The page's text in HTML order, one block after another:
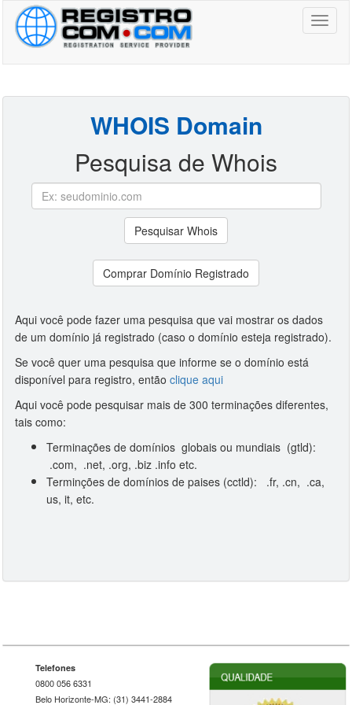
Toggle
WHOIS Domain
Pesquisa de Whois
Pesquisar Whois
Comprar Domínio Registrado
Aqui você pode fazer uma pesquisa que vai mostrar os dados
de um domínio já registrado (caso o domínio esteja registrado).
Se você quer uma pesquisa que informe se o domínio está
disponível para registro, então clique aqui
Aqui você pode pesquisar mais de 300 terminações diferentes,
tais como:
Terminações de domínios globais ou mundiais (gtld):
.com, .net, .org, .biz .info etc.
Terminções de domínios de paises (cctld): .fr, .cn, .ca,
us, it, etc.
Telefones
0800 056 6331
Belo Horizonte-MG: (31) 3441-2884